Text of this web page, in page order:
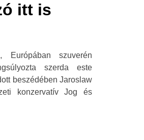
itt is
Európában szuverén
szerda este
beszédében Jaroslaw
konzervatív Jog és